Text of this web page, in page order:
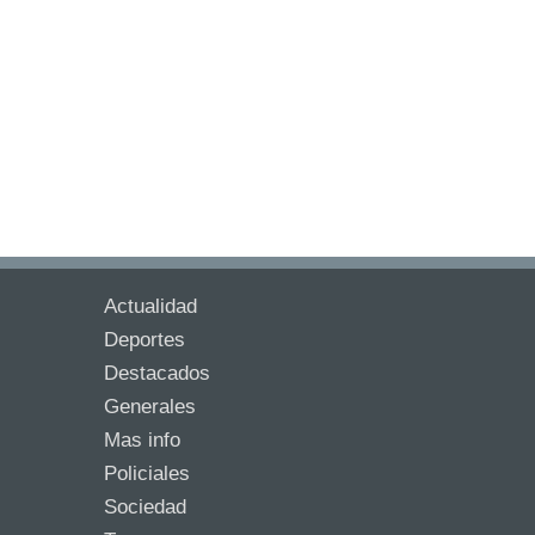
Actualidad
Deportes
Destacados
Generales
Mas info
Policiales
Sociedad